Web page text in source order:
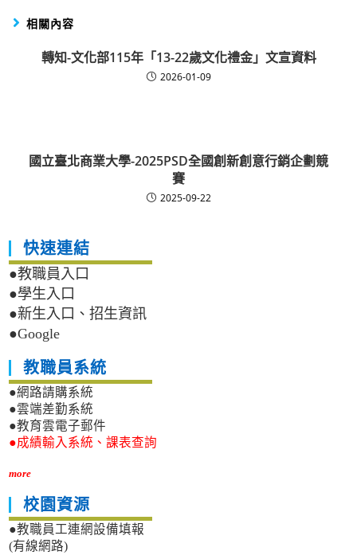
相關內容
轉知-文化部115年「13-22歲文化禮金」文宣資料
2026-01-09
國立臺北商業大學-2025PSD全國創新創意行銷企劃競
賽
2025-09-22
快速連結
●教職員入口
●學生入口
●新生入口、招生資訊
●Google
教職員系統
●網路請購系統
●雲端差勤系統
●教育雲電子郵件
●成績輸入系統、課表查詢
more
校園資源
●教職員工連網設備填報
(有線網路)